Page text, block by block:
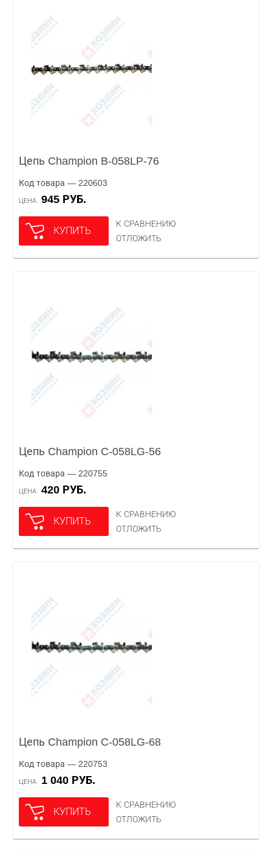
Цепь Champion B-058LP-76
Код товара — 220603
ЦЕНА 945 РУБ.
КУПИТЬ
К СРАВНЕНИЮ
ОТЛОЖИТЬ
Цепь Champion C-058LG-56
Код товара — 220755
ЦЕНА 420 РУБ.
КУПИТЬ
К СРАВНЕНИЮ
ОТЛОЖИТЬ
Цепь Champion C-058LG-68
Код товара — 220753
ЦЕНА 1 040 РУБ.
КУПИТЬ
К СРАВНЕНИЮ
ОТЛОЖИТЬ